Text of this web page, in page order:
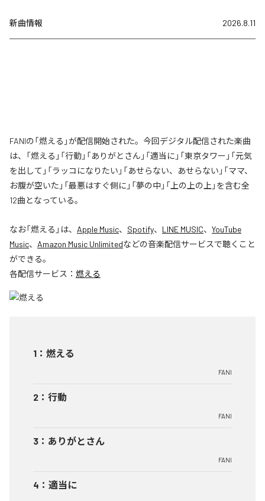
新曲情報 2026.8.11
FANIの「燃える」が配信開始された。今回デジタル配信された楽曲
は、「燃える」「行動」「ありがとさん」「適当に」「東京タワー」「元気
を出して」「ラッコになりたい」「あせらない、あせらない」「ママ、
お腹が空いた」「最悪はすぐ側に」「夢の中」「上の上の上」を含む全
12曲となっている。
なお「燃える 」は、 Apple Music、 Spotify、 LINE MUSIC、 YouTube
Music、 Amazon Music Unlimitedなどの音楽配信サービスで聴くこと
ができる。
各配信サービス： 燃える
1 ： 燃える
FANI
2 ： 行動
FANI
3 ： ありがとさん
FANI
4 ： 適当に